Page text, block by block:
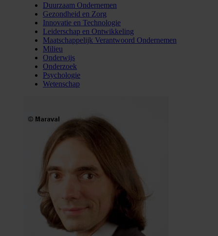
Duurzaam Ondernemen
Gezondheid en Zorg
Innovatie en Technologie
Leiderschap en Ontwikkeling
Maatschappelijk Verantwoord Ondernemen
Milieu
Onderwijs
Onderzoek
Psychologie
Wetenschap